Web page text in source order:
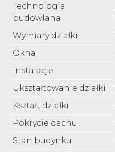
Technologia
budowlana
Wymiary działki
Okna
Instalacje
Ukształtowanie działki
Kształt działki
Pokrycie dachu
Stan budynku